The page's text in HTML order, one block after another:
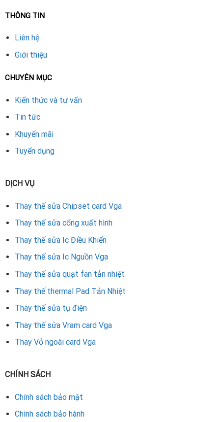
THÔNG TIN
Liên hệ
Giới thiệu
CHUYÊN MỤC
Kiến thức và tư vấn
Tin tức
Khuyến mãi
Tuyển dụng
DỊCH VỤ
Thay thế sửa Chipset card Vga
Thay thế sửa cổng xuất hình
Thay thế sửa Ic Điều Khiển
Thay thế sửa Ic Nguồn Vga
Thay thế sửa quạt fan tản nhiệt
Thay thế thermal Pad Tản Nhiệt
Thay thế sửa tụ điện
Thay thế sửa Vram card Vga
Thay Vỏ ngoài card Vga
CHÍNH SÁCH
Chính sách bảo mật
Chính sách bảo hành